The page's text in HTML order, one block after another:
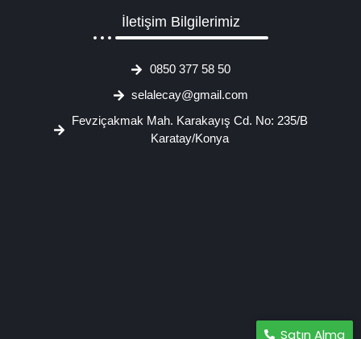
İletişim Bilgilerimiz
0850 377 58 50
selalecay@gmail.com
Fevziçakmak Mah. Karakayış Cd. No: 235/B
Karatay/Konya
Satın Alma